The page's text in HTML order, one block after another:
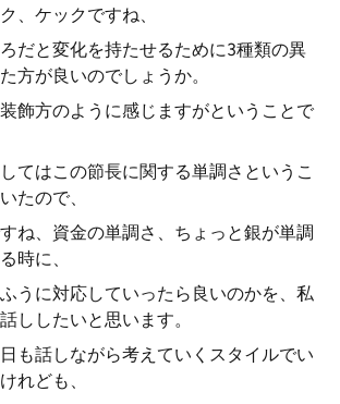
、ケックですね、
だと変化を持たせるために3種類の異
方が良いのでしょうか。
飾方のように感じますがということで
てはこの節長に関する単調さというこ
たので、
ね、資金の単調さ、ちょっと銀が単調
時に、
うに対応していったら良いのかを、私
ししたいと思います。
も話しながら考えていくスタイルでい
れども、